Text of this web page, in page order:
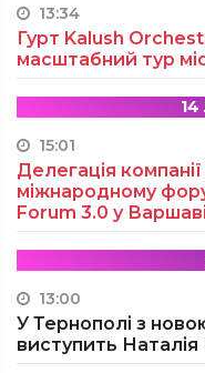
13:34
Гурт Kalush
масштабний тур
15:01
Делегація
міжнародному
Forum 3.0 у Варшаві
13:00
У Тернополі з
виступить Наталія